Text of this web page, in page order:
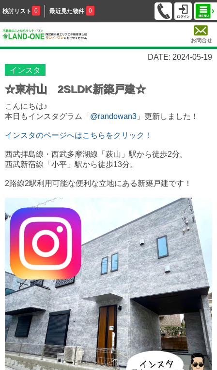
検討リスト 0 最近見た物件 0
お問合せ
DATE: 2024-05-19
インスタ
☆東村山 2SLDK新築戸建☆
こんにちは♪
本日もインスタグラム「 @randowan3 」更新しました！
インスタのページへはこちらをクリック！
西武拝島線・西武多摩湖線「萩山」駅から徒歩2分。
西武新宿線「小平」駅から徒歩13分。
2路線2駅利用可能な便利な立地にある新築戸建です！